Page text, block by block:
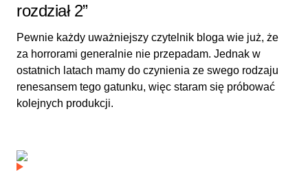
rozdział 2”
Pewnie każdy uważniejszy czytelnik bloga wie już, że
za horrorami generalnie nie przepadam. Jednak w
ostatnich latach mamy do czynienia ze swego rodzaju
renesansem tego gatunku, więc staram się próbować
kolejnych produkcji.